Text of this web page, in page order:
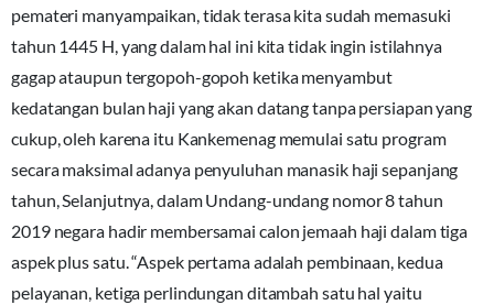
pemateri manyampaikan, tidak terasa kita sudah memasuki
tahun 1445 H, yang dalam hal ini kita tidak ingin istilahnya
gagap ataupun tergopoh-gopoh ketika menyambut
kedatangan bulan haji yang akan datang tanpa persiapan yang
cukup, oleh karena itu Kankemenag memulai satu program
secara maksimal adanya penyuluhan manasik haji sepanjang
tahun, Selanjutnya, dalam Undang-undang nomor 8 tahun
2019 negara hadir membersamai calon jemaah haji dalam tiga
aspek plus satu. “Aspek pertama adalah pembinaan, kedua
pelayanan, ketiga perlindungan ditambah satu hal yaitu